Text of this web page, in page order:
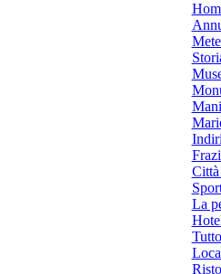
Città
La